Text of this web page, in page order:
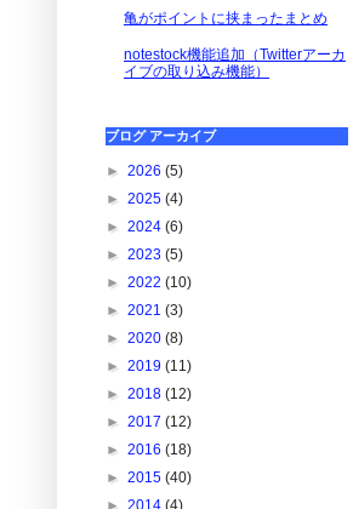
亀がポイントに挟まったまとめ
notestock機能追加（Twitterアーカ
イブの取り込み機能）
ブログ アーカイブ
► 2026 (5)
► 2025 (4)
► 2024 (6)
► 2023 (5)
► 2022 (10)
► 2021 (3)
► 2020 (8)
► 2019 (11)
► 2018 (12)
► 2017 (12)
► 2016 (18)
► 2015 (40)
► 2014 (4)